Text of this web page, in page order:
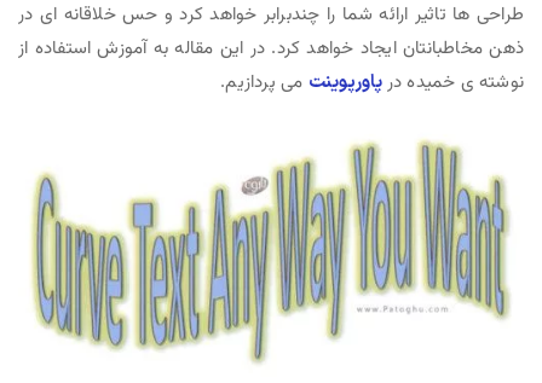
طراحی ها تاثیر ارائه شما را چندبرابر خواهد کرد و حس خلاقانه ای در
ذهن مخاطبانتان ایجاد خواهد کرد. در این مقاله به آموزش استفاده از
نوشته ی خمیده درپاورپوینت می پردازیم.